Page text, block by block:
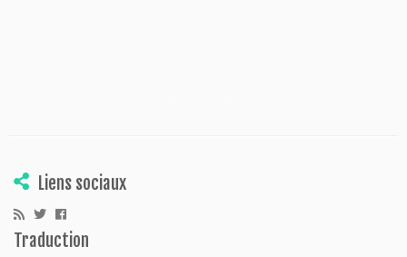
Liens sociaux
Traduction